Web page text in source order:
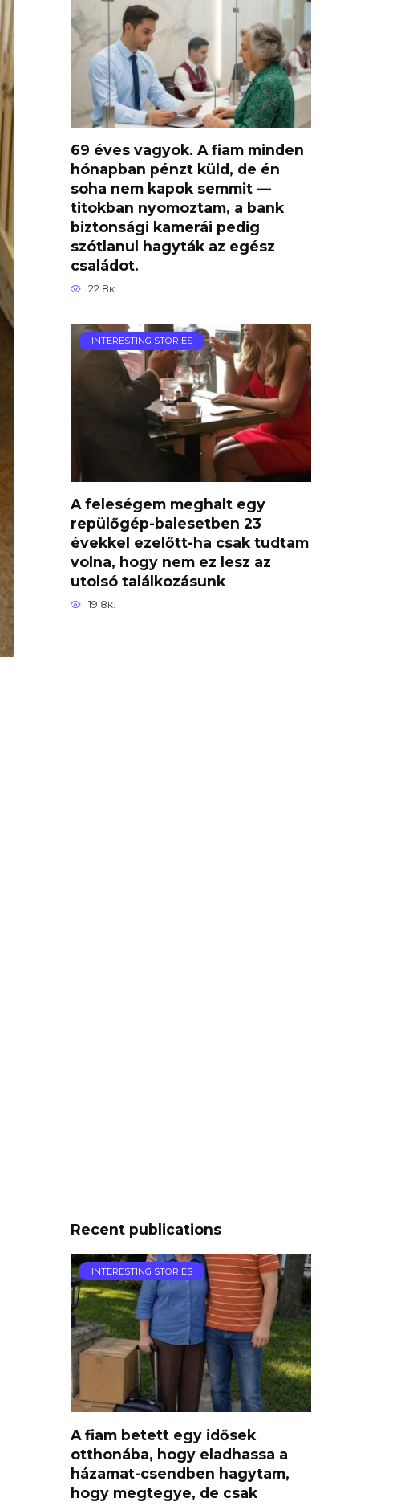
69 éves vagyok. A fiam minden
hónapban pénzt küld, de én
soha nem kapok semmit —
titokban nyomoztam, a bank
biztonsági kamerái pedig
szótlanul hagyták az egész
családot.
22.8к.
INTERESTING STORIES
A feleségem meghalt egy
repülőgép-balesetben 23
évekkel ezelőtt-ha csak tudtam
volna, hogy nem ez lesz az
utolsó találkozásunk
19.8к.
Recent publications
INTERESTING STORIES
A fiam betett egy idősek
otthonába, hogy eladhassa a
házamat-csendben hagytam,
hogy megtegye, de csak